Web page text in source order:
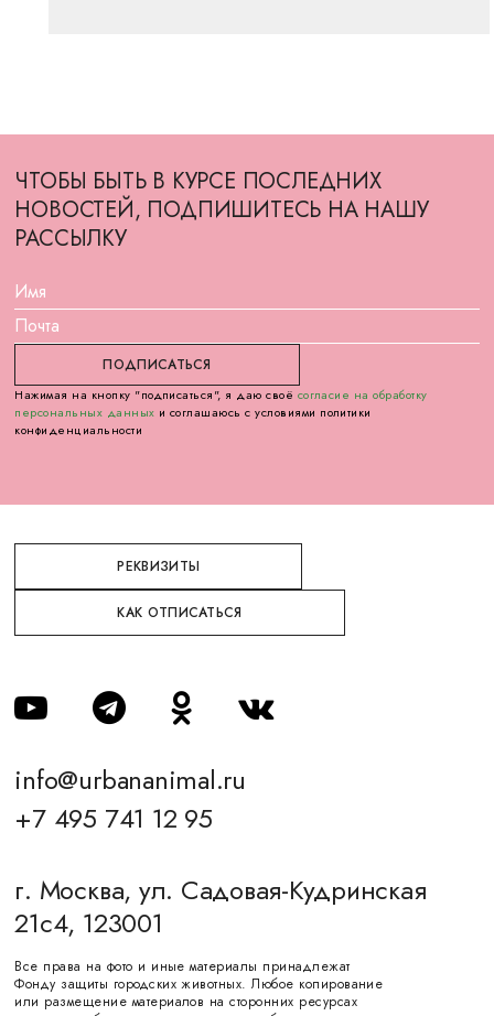
ЧТОБЫ БЫТЬ В КУРСЕ ПОСЛЕДНИХ
НОВОСТЕЙ, ПОДПИШИТЕСЬ НА НАШУ
РАССЫЛКУ
Нажимая на кнопку "подписаться", я даю своё согласие на обработку
персональных данных и соглашаюсь с условиями политики
конфиденциальности
РЕКВИЗИТЫ
КАК ОТПИСАТЬСЯ
info@urbananimal.ru
+7 495 741 12 95
г. Москва, ул. Садовая-Кудринская
21с4, 123001
Все права на фото и иные материалы принадлежат
Фонду защиты городских животных. Любое копирование
или размещение материалов на сторонних ресурсах